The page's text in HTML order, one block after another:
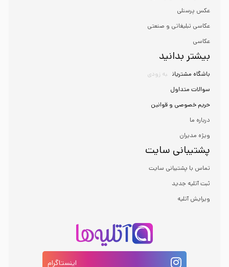
عکس پرسنلی
عکاسی تبلیغاتی و صنعتی
عکاسی
بیشتر بدانید
باشگاه مشتریان به زودی
سوالات متداول
حریم خصوصی و قوانین
درباره ما
ویژه مدیران
پشتیبانی سایت
تماس با پشتیبانی سایت
ثبت آتلیه جدید
ویرایش آتلیه
اینستاگرام